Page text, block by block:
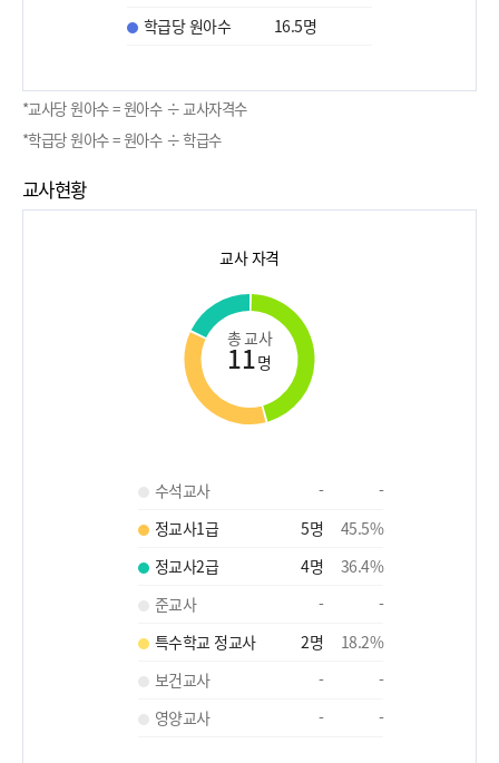
학급당 원아수
16.5명
*교사당 원아수 = 원아수 ÷ 교사자격수
*학급당 원아수 = 원아수 ÷ 학급수
교사현황
교사 자격
총 교사
11명
수석교사 -
-
정교사1급
5명 45.5%
정교사2급
4명 36.4%
준교사
-
-
특수학교 정교사
2명 18.2%
보건교사
-
-
영양교사
- -